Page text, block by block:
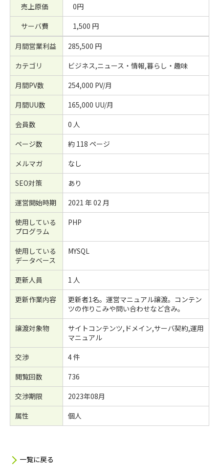
売上原価
0円
サーバ費
1,500 円
月間営業利益
285,500 円
カテゴリ
ビジネス,ニュース・情報,暮らし・趣味
月間PV数
254,000 PV/月
月間UU数
165,000 UU/月
会員数
0 人
ページ数
約 118 ページ
メルマガ
なし
SEO対策
あり
運営開始時期
2021 年 02 月
使用している
プログラム
PHP
使用している
データベース
MYSQL
更新人員
1 人
更新作業内容
更新者1名。運営マニュアル譲渡。コンテン
ツの作りこみや問い合わせなど含み。
譲渡対象物
サイトコンテンツ,ドメイン,サーバ契約,運用
マニュアル
交渉
4 件
閲覧回数
736
交渉期限
2023年08月
属性
個人
一覧に戻る